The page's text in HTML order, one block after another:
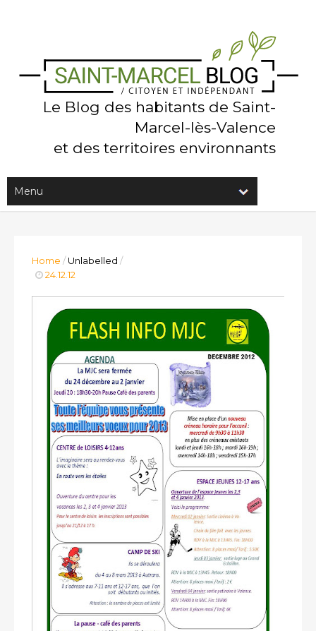
Le Blog des habitants de Saint-
Marcel-lès-Valence
et des territoires environnants
Home /Unlabelled /
24.12.12